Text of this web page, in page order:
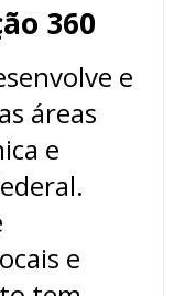
360
e
áreas
e
e